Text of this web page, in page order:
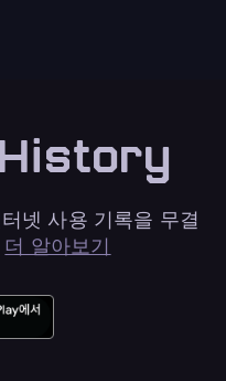
넷 사용 기록을 무결
더 알아보기